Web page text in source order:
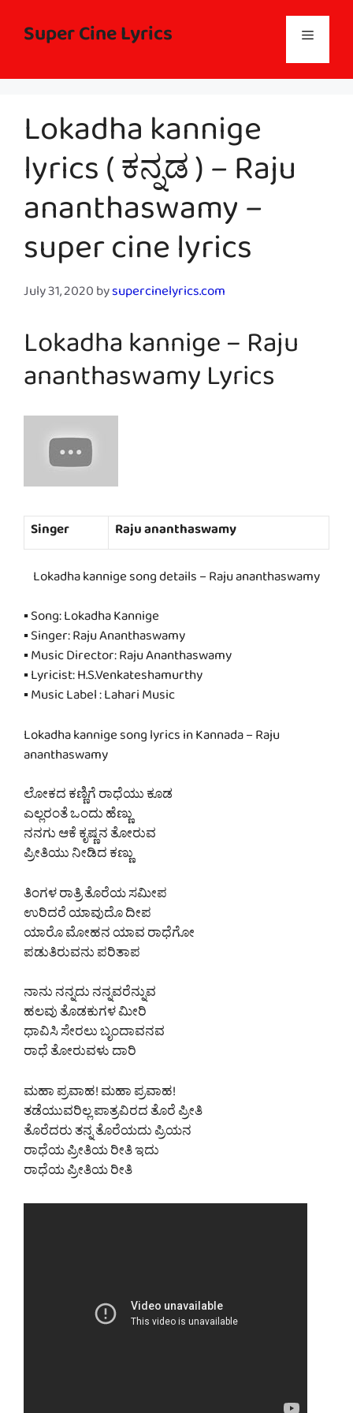
contentSuper Cine Lyrics Menu
Lokadha kannige
lyrics ( ಕನ್ನಡ ) – Raju
ananthaswamy –
super cine lyrics
July 31, 2020bysupercinelyrics.com
Lokadha kannige – Raju
ananthaswamy Lyrics
Singer
Raju ananthaswamy
Lokadha kannige song details – Raju ananthaswamy
▪ Song: Lokadha Kannige
▪ Singer: Raju Ananthaswamy
▪ Music Director: Raju Ananthaswamy
▪ Lyricist: H.S.Venkateshamurthy
▪ Music Label : Lahari Music
Lokadha kannige song lyrics in Kannada – Raju
ananthaswamy
ಲೋಕದ ಕಣ್ಣಿಗೆ ರಾಧೆಯು ಕೂಡ
ಎಲ್ಲರಂತೆ ಒಂದು ಹೆಣ್ಣು
ನನಗು ಆಕೆ ಕೃಷ್ಣನ ತೋರುವ
ಪ್ರೀತಿಯು ನೀಡಿದ ಕಣ್ಣು
ತಿಂಗಳ ರಾತ್ರಿ ತೊರೆಯ ಸಮೀಪ
ಉರಿದರೆ ಯಾವುದೊ ದೀಪ
ಯಾರೊ ಮೋಹನ ಯಾವ ರಾಧೆಗೋ
ಪಡುತಿರುವನು ಪರಿತಾಪ
ನಾನು ನನ್ನದು ನನ್ನವರೆನ್ನುವ
ಹಲವು ತೊಡಕುಗಳ ಮೀರಿ
ಧಾವಿಸಿ ಸೇರಲು ಬೃಂದಾವನವ
ರಾಧೆ ತೋರುವಳು ದಾರಿ
ಮಹಾ ಪ್ರವಾಹ! ಮಹಾ ಪ್ರವಾಹ!
ತಡೆಯುವರಿಲ್ಲ ಪಾತ್ರವಿರದ ತೊರೆ ಪ್ರೀತಿ
ತೊರೆದರು ತನ್ನ ತೊರೆಯದು ಪ್ರಿಯನ
ರಾಧೆಯ ಪ್ರೀತಿಯ ರೀತಿ ಇದು
ರಾಧೆಯ ಪ್ರೀತಿಯ ರೀತಿ